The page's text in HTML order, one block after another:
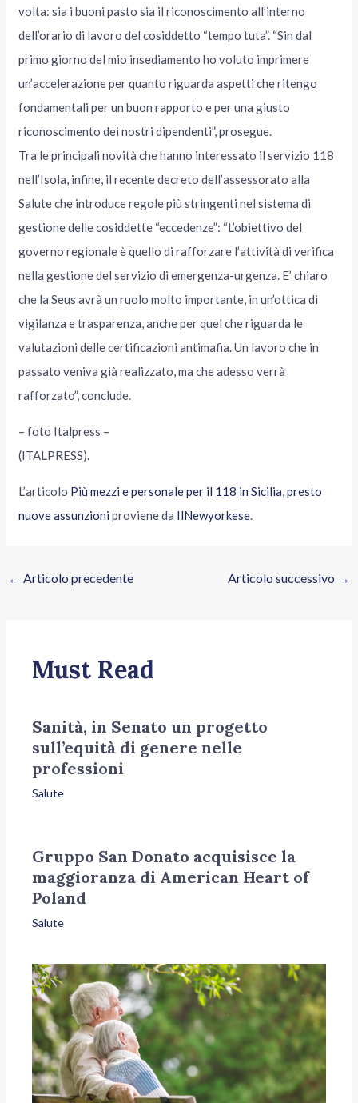
volta: sia i buoni pasto sia il riconoscimento all’interno
dell’orario di lavoro del cosiddetto “tempo tuta”. “Sin dal
primo giorno del mio insediamento ho voluto imprimere
un’accelerazione per quanto riguarda aspetti che ritengo
fondamentali per un buon rapporto e per una giusto
riconoscimento dei nostri dipendenti”, prosegue.
Tra le principali novità che hanno interessato il servizio 118
nell’Isola, infine, il recente decreto dell’assessorato alla
Salute che introduce regole più stringenti nel sistema di
gestione delle cosiddette “eccedenze”: “L’obiettivo del
governo regionale è quello di rafforzare l’attività di verifica
nella gestione del servizio di emergenza-urgenza. E’ chiaro
che la Seus avrà un ruolo molto importante, in un’ottica di
vigilanza e trasparenza, anche per quel che riguarda le
valutazioni delle certificazioni antimafia. Un lavoro che in
passato veniva già realizzato, ma che adesso verrà
rafforzato”, conclude.
– foto Italpress –
(ITALPRESS).
L’articolo Più mezzi e personale per il 118 in Sicilia, presto
nuove assunzioni proviene da IlNewyorkese.
← Articolo precedente Articolo successivo →
Must Read
Sanità, in Senato un progetto
sull’equità di genere nelle
professioni
Salute
Gruppo San Donato acquisisce la
maggioranza di American Heart of
Poland
Salute